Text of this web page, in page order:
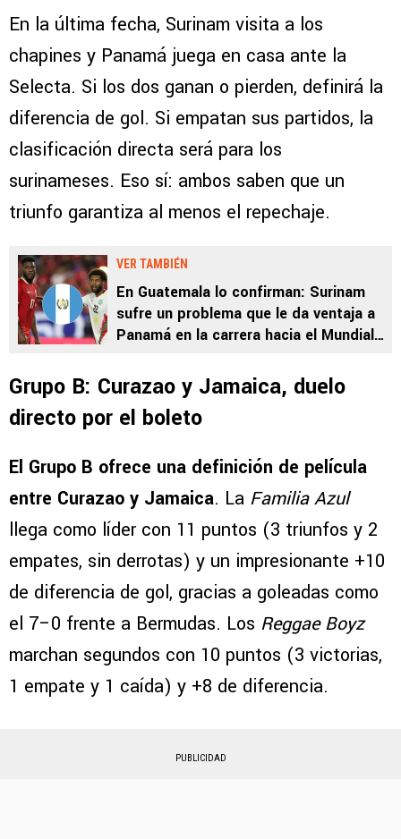
En la última fecha, Surinam visita a los
chapines y Panamá juega en casa ante la
Selecta. Si los dos ganan o pierden, definirá la
diferencia de gol. Si empatan sus partidos, la
clasificación directa será para los
surinameses. Eso sí: ambos saben que un
triunfo garantiza al menos el repechaje.
VER TAMBIÉN
En Guatemala lo confirman: Surinam
sufre un problema que le da ventaja a
Panamá en la carrera hacia el Mundial
Grupo B: Curazao y Jamaica, duelo
directo por el boleto
El Grupo B ofrece una definición de película
entre Curazao y Jamaica. La Familia Azul
llega como líder con 11 puntos (3 triunfos y 2
empates, sin derrotas) y un impresionante +10
de diferencia de gol, gracias a goleadas como
el 7–0 frente a Bermudas. Los Reggae Boyz
marchan segundos con 10 puntos (3 victorias,
1 empate y 1 caída) y +8 de diferencia.
PUBLICIDAD